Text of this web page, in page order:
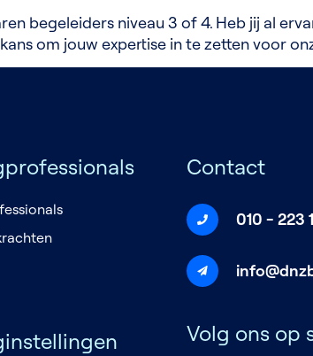
begeleiders niveau 3 of 4. Heb jij al
om jouw expertise in te zetten voor
Contact
010 - 223
Volg ons op